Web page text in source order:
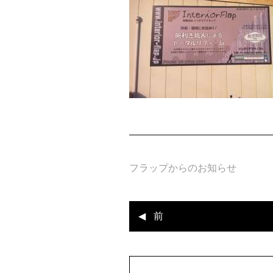
フラップからのお知らせ
前